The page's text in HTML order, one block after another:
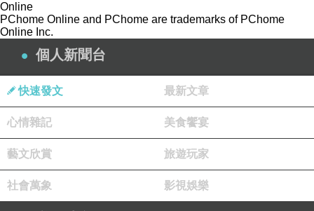
Online
PChome Online and PChome are trademarks of PChome
Online Inc.
個人新聞台
快速發文 最新文章
心情雜記 美食饗宴
藝文欣賞 旅遊玩家
社會萬象 影視娛樂